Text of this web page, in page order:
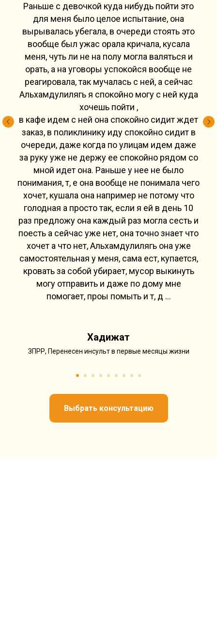
Раньше с девочкой куда нибудь пойти это
для меня было целое испытание, она
вырывалась убегала, в очереди стоять это
вообще был ужас орала кричала, кусала
меня, чуть ли не на полу могла валяться и
орать, а на уговоры успокойся вообще не
реагировала, так мучалась с ней, а сейчас
Альхамдулилягь я спокойно могу с ней куда
хочешь пойти ,
в кафе идем с ней она спокойно сидит ждет
заказ, в поликлинику иду спокойно сидит в
очереди, даже когда по улицам идем даже
за руку уже не держу ее спокойно рядом со
мной идет она. Раньше у нее не было
понимания, т, е она вообще не понимала чего
хочет, кушала она например не потому что
голодная а просто так, если я ей в день 10
раз предложу она каждый раз могла сесть и
поесть а сейчас уже нет, она точно знает что
хочет а что нет, Альхамдулилягь она уже
самостоятельная у меня, сама ест, купается,
кровать за собой убирает, мусор выкинуть
могу отправить и даже по дому мне
помогает, проы помыть и т, д ...
Хадижат
ЗПРР, Перенесен инсульт в первые месяцы жизни
Выбрать консультацию